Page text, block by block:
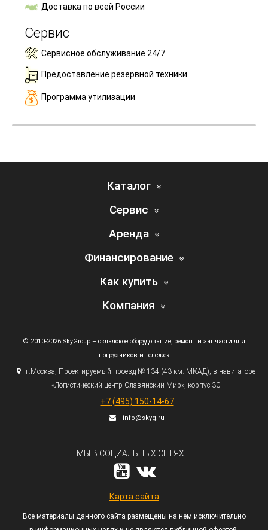
Доставка по всей России
Сервис
Сервисное обслуживание 24/7
Предоставление резервной техники
Программа утилизации
Каталог
Сервис
Аренда
Финансирование
Как купить
Компания
© 2010-2026 SkyGroup – складское оборудование, ремонт и запчасти для
погрузчиков и тележек
г.Москва, Проектируемый проезд № 134 (43км. МКАД), в навигаторе
«Логистический центр Славянский Мир», корпус 30
+7 (495) 150-14-67
info@skyg.ru
МЫ В СОЦИАЛЬНЫХ СЕТЯХ:
Карта сайта
Все материалы данного сайта размещены на нем исключительно